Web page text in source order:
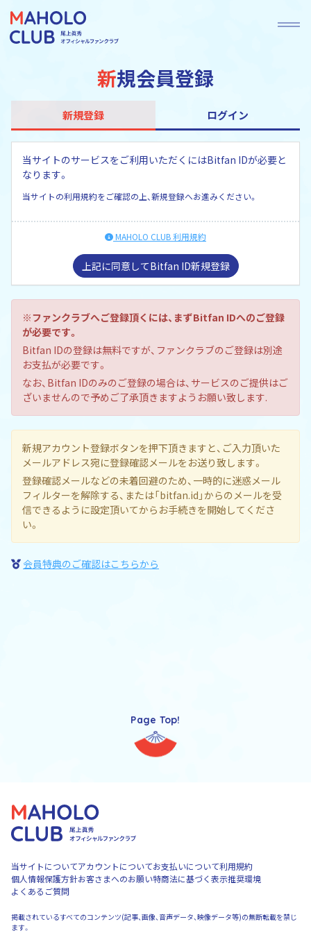
新規会員登録
新規登録 ログイン
当サイトのサービスをご利用いただくにはBitfan IDが必要と
なります。
当サイトの利用規約をご確認の上、新規登録へお進みください。
MAHOLO CLUB 利用規約
上記に同意してBitfan ID新規登録
※ファンクラブへご登録頂くには、まずBitfan IDへのご登録
が必要です。
Bitfan IDの登録は無料ですが、ファンクラブのご登録は別途
お支払が必要です。
なお、Bitfan IDのみのご登録の場合は、サービスのご提供はご
ざいませんので予めご了承頂きますようお願い致します.
新規アカウント登録ボタンを押下頂きますと、ご入力頂いた
メールアドレス宛に登録確認メールをお送り致します。
登録確認メールなどの未着回避のため、一時的に迷惑メール
フィルターを解除する、または「bitfan.id」からのメールを受
信できるように設定頂いてからお手続きを開始してくださ
い。
会員特典のご確認はこちらから
Page Top!
当サイトについてアカウントについてお支払いについて利用規約
個人情報保護方針お客さまへのお願い特商法に基づく表示推奨環境
よくあるご質問
掲載されているすべてのコンテンツ(記事、画像、音声データ、映像データ等)の無断転載を禁じ
ます。